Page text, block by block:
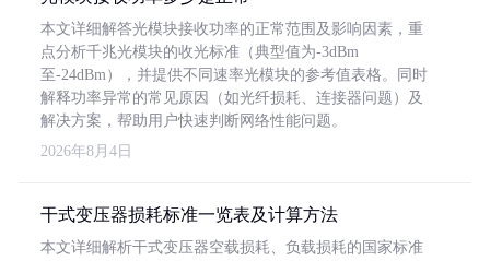
本文详细解答光模块接收功率的正常范围及影响因素，重
点分析千兆光模块的收光标准（典型值为-3dBm
至-24dBm），并提供不同速率光模块的参考值表格。同时
解释功率异常的常见原因（如光纤损耗、连接器问题）及
解决方案，帮助用户快速判断网络性能问题。
2026年8月4日
干式变压器损耗标准一览表及计算方法
本文详细解析干式变压器空载损耗、负载损耗的国家标准